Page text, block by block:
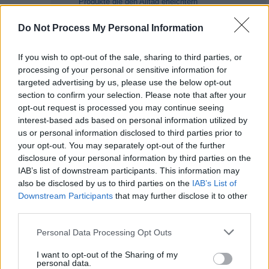
Do Not Process My Personal Information
If you wish to opt-out of the sale, sharing to third parties, or
processing of your personal or sensitive information for
targeted advertising by us, please use the below opt-out
section to confirm your selection. Please note that after your
opt-out request is processed you may continue seeing
interest-based ads based on personal information utilized by
us or personal information disclosed to third parties prior to
your opt-out. You may separately opt-out of the further
disclosure of your personal information by third parties on the
IAB’s list of downstream participants. This information may
also be disclosed by us to third parties on the IAB’s List of
Downstream Participants that may further disclose it to other
Personal Data Processing Opt Outs
I want to opt-out of the Sharing of my
personal data.
Stumble Guys? TOGGO GG
wollt,...
TOGGO GG
zu einem unterhaltsamen
neuesten Produkte aus den
Bereichen:...
Infomercial
11:15
bis
12:15
Die Schlangenfängerin - Gefahr Down
Under
Folge 3 Staffel 2
Im Revier der Krokodile Sieben der
Deshalb steht Julia Bakers Telefon
in Brisbane nicht still. Und gleich
Folge absolute Vorsicht und
Konzentration. Denn bei dem
...
12:15 Die Schlangenfängerin - Gefahr Down
Folge 4 Staffel 2
Noch 31 Min.